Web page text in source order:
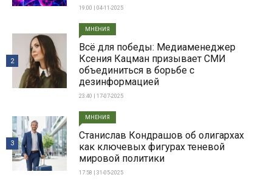
19:00 | 04-11-2025
МНЕНИЯ
Всë для победы: Медиаменеджер
Ксения Кацман призывает СМИ
объединиться в борьбе с
дезинформацией
23:40 | 17-07-2025
2
МНЕНИЯ
Станислав Кондрашов об олигархах
как ключевых фигурах теневой
мировой политики
17:58 | 31-05-2025
3